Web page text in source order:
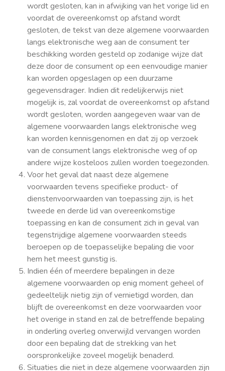
wordt gesloten, kan in afwijking van het vorige lid en
voordat de overeenkomst op afstand wordt
gesloten, de tekst van deze algemene voorwaarden
langs elektronische weg aan de consument ter
beschikking worden gesteld op zodanige wijze dat
deze door de consument op een eenvoudige manier
kan worden opgeslagen op een duurzame
gegevensdrager. Indien dit redelijkerwijs niet
mogelijk is, zal voordat de overeenkomst op afstand
wordt gesloten, worden aangegeven waar van de
algemene voorwaarden langs elektronische weg
kan worden kennisgenomen en dat zij op verzoek
van de consument langs elektronische weg of op
andere wijze kosteloos zullen worden toegezonden.
Voor het geval dat naast deze algemene
voorwaarden tevens specifieke product- of
dienstenvoorwaarden van toepassing zijn, is het
tweede en derde lid van overeenkomstige
toepassing en kan de consument zich in geval van
tegenstrijdige algemene voorwaarden steeds
beroepen op de toepasselijke bepaling die voor
hem het meest gunstig is.
Indien één of meerdere bepalingen in deze
algemene voorwaarden op enig moment geheel of
gedeeltelijk nietig zijn of vernietigd worden, dan
blijft de overeenkomst en deze voorwaarden voor
het overige in stand en zal de betreffende bepaling
in onderling overleg onverwijld vervangen worden
door een bepaling dat de strekking van het
oorspronkelijke zoveel mogelijk benaderd.
Situaties die niet in deze algemene voorwaarden zijn